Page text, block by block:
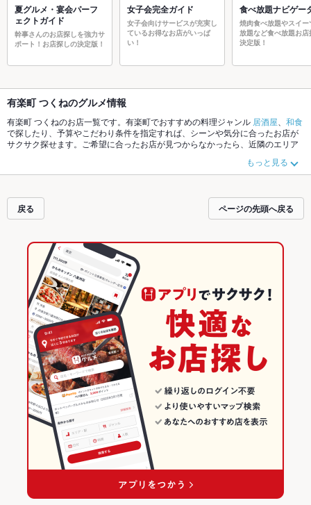
夏グルメ・宴会パーフ
ェクトガイド
幹事さんのお店探しを強力サ
ポート！お店探しの決定版！
女子会完全ガイド
女子会向けサービスが充実し
ているお得なお店がいっぱ
い！
食べ放題ナビゲー
焼肉食べ放題やスイー
放題など食べ放題お店
決定版！
有楽町 つくねのグルメ情報
有楽町 つくねのお店一覧です。有楽町でおすすめの料理ジャンル 居酒屋
和食
で探したり、予算やこだわり条件を指定すれば、シーンや気分に合ったお店が
サクサク探せます。ご希望に合ったお店が見つからなかったら、近隣のエリア
お茶漬け、馬刺
しや季節のおすすめ料理など、お店の最新情報をご紹介しているので安心！24
み会にも、会社の宴会にも、デートやパーティーにもお得に便利にホットペッ
パーグルメをご利用ください。
もっと見る
戻る ページの先頭へ戻る